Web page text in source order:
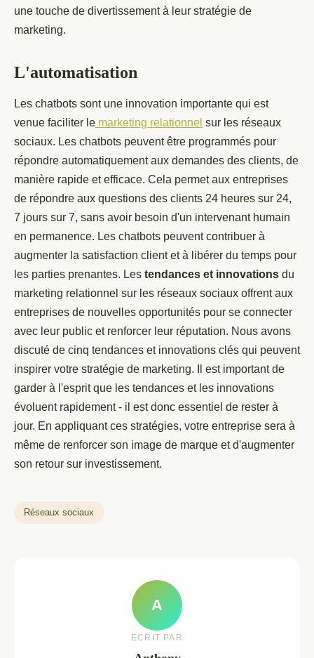
une touche de divertissement à leur stratégie de
marketing.
L'automatisation
Les chatbots sont une innovation importante qui est
venue faciliter le marketing relationnel sur les réseaux
sociaux. Les chatbots peuvent être programmés pour
répondre automatiquement aux demandes des clients, de
manière rapide et efficace. Cela permet aux entreprises
de répondre aux questions des clients 24 heures sur 24,
7 jours sur 7, sans avoir besoin d'un intervenant humain
en permanence. Les chatbots peuvent contribuer à
augmenter la satisfaction client et à libérer du temps pour
les parties prenantes. Les tendances et innovations du
marketing relationnel sur les réseaux sociaux offrent aux
entreprises de nouvelles opportunités pour se connecter
avec leur public et renforcer leur réputation. Nous avons
discuté de cinq tendances et innovations clés qui peuvent
inspirer votre stratégie de marketing. Il est important de
garder à l'esprit que les tendances et les innovations
évoluent rapidement - il est donc essentiel de rester à
jour. En appliquant ces stratégies, votre entreprise sera à
même de renforcer son image de marque et d'augmenter
son retour sur investissement.
Réseaux sociaux
A
ECRIT PAR